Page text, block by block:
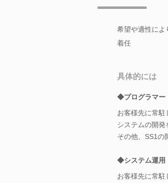
希望や適性によ
着任
具体的には
◆プログラマー
お客様先に常駐
システムの開発
その他、SS1の
◆システム運用
お客様先に常駐